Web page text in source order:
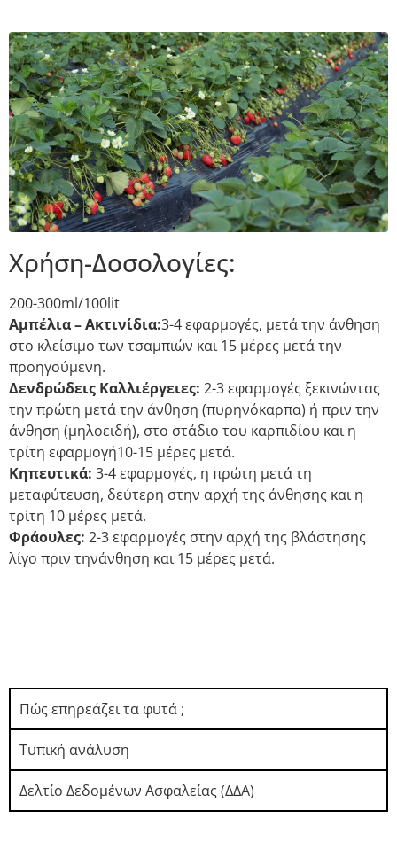
Χρήση-Δοσολογίες:
200-300ml/100lit
Αμπέλια – Ακτινίδια:3-4 εφαρμογές, μετά την άνθηση
στο κλείσιμο των τσαμπιών και 15 μέρες μετά την
προηγούμενη.
Δενδρώδεις Καλλιέργειες: 2-3 εφαρμογές ξεκινώντας
την πρώτη μετά την άνθηση (πυρηνόκαρπα) ή πριν την
άνθηση (μηλοειδή), στο στάδιο του καρπιδίου και η
τρίτη εφαρμογή10-15 μέρες μετά.
Κηπευτικά: 3-4 εφαρμογές, η πρώτη μετά τη
μεταφύτευση, δεύτερη στην αρχή της άνθησης και η
τρίτη 10 μέρες μετά.
Φράουλες: 2-3 εφαρμογές στην αρχή της βλάστησης
λίγο πριν τηνάνθηση και 15 μέρες μετά.
Πώς επηρεάζει τα φυτά ;
Τυπική ανάλυση
Δελτίο Δεδομένων Ασφαλείας (ΔΔΑ)